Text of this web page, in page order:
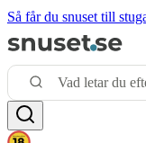
Så får du snuset till